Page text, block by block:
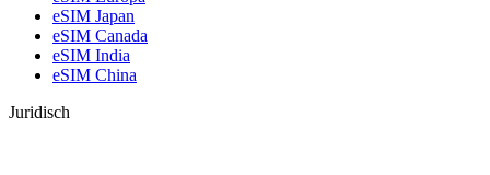
eSIM Japan
eSIM Canada
eSIM India
eSIM China
Juridisch